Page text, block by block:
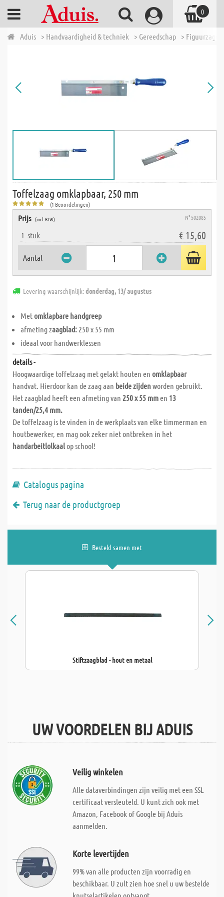
Aduis > Handvaardigheid & techniek > Gereedschap >
Toffelzaag omklapbaar, 250 mm
(1 Beoordelingen)
Prijs (incl. BTW) N° 502085
1 stuk € 15,60
Aantal
Levering waarschijnlijk:donderdag, 13/ augustus
Metomklapbare handgreep
afmeting zaagblad: 250 x 55 mm
ideaal voor handwerklessen
details -
Hoogwaardige toffelzaag met gelakt houten en omklapbaar
handvat. Hierdoor kan de zaag aan beide zijdenworden gebruikt.
Het zaagblad heeft een afmeting van 250 x 55 mmen 13
tanden/25,4 mm.
De toffelzaag is te vinden in de werkplaats van elke timmerman en
houtbewerker, en mag ook zeker niet ontbreken in het
handarbeitlolkaalop school!
Catalogus pagina
Terug naar de productgroep
Besteld samen met
Stiftzaagblad - hout en metaal
UW VOORDELEN BIJ ADUIS
Veilig winkelen
Alle dataverbindingen zijn veilig met een SSL
certificaat versleuteld. U kunt zich ook met
Amazon, Facebook of Google bij Aduis
aanmelden.
Korte levertijden
99% van alle producten zijn voorradig en
beschikbaar. U zult zien hoe snel u uw bestelde
0